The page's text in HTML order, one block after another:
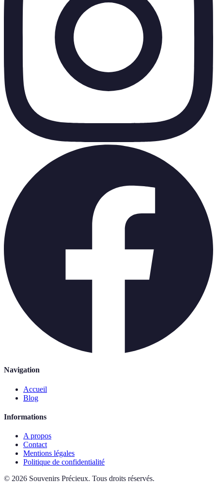
Navigation
Accueil
Blog
Informations
A propos
Contact
Mentions légales
Politique de confidentialité
© 2026 Souvenirs Précieux. Tous droits réservés.